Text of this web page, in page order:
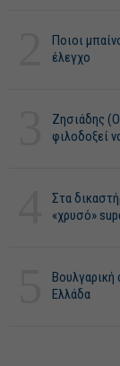
Ποιοι
έλεγχο
Ζησιάδης
φιλοδοξεί
Στα
«χρυσό»
Βουλγαρική
Ελλάδα